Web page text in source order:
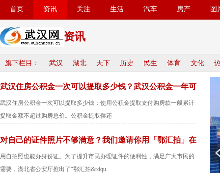
首页 资讯 关注 生活 汽车 房产 图
资讯
旗下栏目： 武汉 湖北 天下 历史 民生 体育 文化
武汉住房公积金一次可以提取多少钱？武汉公积金一年可
武汉住房公积金一次可以提取多少钱：使用公积金提取支付购房款一般累计
提取金额不超过购房总价。公积金提取偿还
对自己的证件照片不够满意？我们邀请你用「鄂汇拍」在
用自拍照也能办身份证。为了提升市民办理证件的便利性，满足广大市民的
需要，湖北省公安厅推出了“鄂汇拍&rdqu